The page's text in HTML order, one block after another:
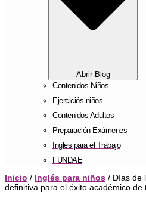
Abrir Blog
Contenidos Niños
Ejerciciós niños
Contenidos Adultos
Preparación Exámenes
Inglés para el Trabajo
FUNDAE
Inicio / Inglés para niños / Días de
definitiva para el éxito académico de